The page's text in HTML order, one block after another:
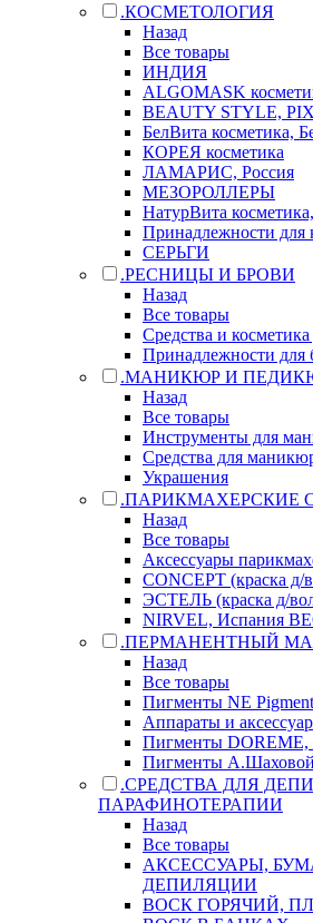
.КОСМЕТОЛОГИЯ
Назад
Все товары
ИНДИЯ
ALGOMASK
BEAUTY STYLE,
БелВита косметика,
КОРЕЯ косметика
ЛАМАРИС, Россия
МЕЗОРОЛЛЕРЫ
НатурВита
Принадлежности для
СЕРЬГИ
.РЕСНИЦЫ И БРОВИ
Назад
Все товары
Средства и
Принадлежности для
.МАНИКЮР И
Назад
Все товары
Инструменты для
Средства для
Украшения
.ПАРИКМАХЕРСКИЕ
Назад
Все товары
Аксессуары
CONCEPT (краска д/
ЭСТЕЛЬ (краска д/
NIRVEL, Испания
.ПЕРМАНЕНТНЫЙ
Назад
Все товары
Пигменты NE
Аппараты и
Пигменты
Пигменты
.СРЕДСТВА ДЛЯ
ПАРАФИНОТЕРАПИИ
Назад
Все товары
АКСЕССУАРЫ,
ДЕПИЛЯЦИИ
ВОСК ГОРЯЧИЙ,